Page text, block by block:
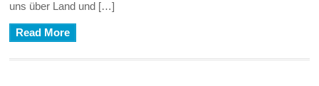
uns über Land und […]
Read More